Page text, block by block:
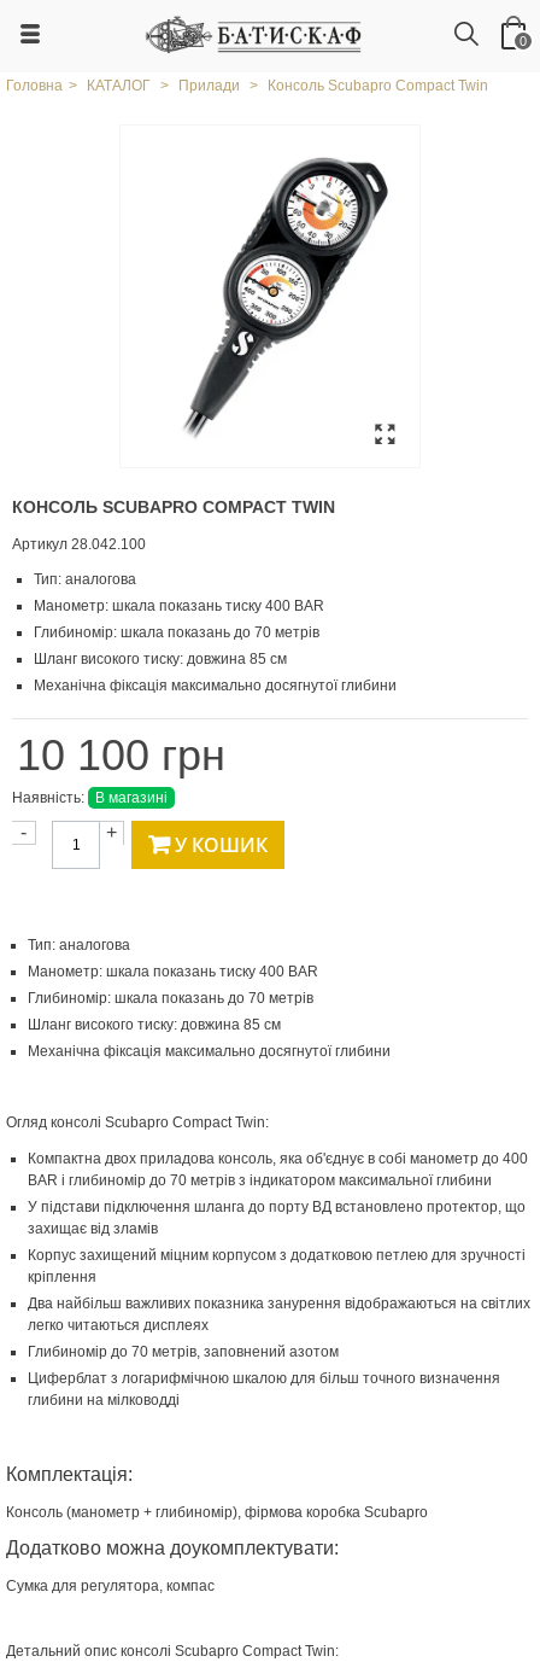
0
Головна > КАТАЛОГ > Прилади > Консоль Scubapro Compact Twin
КОНСОЛЬ SCUBAPRO COMPACT TWIN
Артикул 28.042.100
Тип: аналогова
Манометр: шкала показань тиску 400 BAR
Глибиномір: шкала показань до 70 метрів
Шланг високого тиску: довжина 85 см
Механічна фіксація максимально досягнутої глибини
10 100 грн
Наявність: В магазині
- + У КОШИК
Тип: аналогова
Манометр: шкала показань тиску 400 BAR
Глибиномір: шкала показань до 70 метрів
Шланг високого тиску: довжина 85 см
Механічна фіксація максимально досягнутої глибини
Огляд консолі Scubapro Compact Twin:
Компактна двох приладова консоль, яка об'єднує в собі манометр до 400
BAR і глибиномір до 70 метрів з індикатором максимальної глибини
У підстави підключення шланга до порту ВД встановлено протектор, що
захищає від зламів
Корпус захищений міцним корпусом з додатковою петлею для зручності
кріплення
Два найбільш важливих показника занурення відображаються на світлих
легко читаються дисплеях
Глибиномір до 70 метрів, заповнений азотом
Циферблат з логарифмічною шкалою для більш точного визначення
глибини на мілководді
Комплектація:
Консоль (манометр + глибиномір), фірмова коробка Scubapro
Додатково можна доукомплектувати:
Сумка для регулятора, компас
Детальний опис консолі Scubapro Compact Twin: